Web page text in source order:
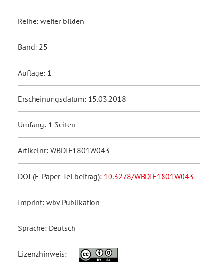
Reihe: weiter bilden
Band: 25
Auflage: 1
Erscheinungsdatum: 15.03.2018
Umfang: 1 Seiten
Artikelnr: WBDIE1801W043
DOI (E-Paper-Teilbeitrag): 10.3278/WBDIE1801W043
Imprint: wbv Publikation
Sprache: Deutsch
Lizenzhinweis: